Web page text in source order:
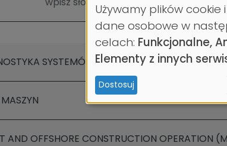
SYSTEMÓW TECHNICZNYCH
AND OFFSHORE CONSTRUCTION OPERATION
danych
osobowych
i
ciasteczek
Używamy plików
dane osobowe w
celach: Funkcjonalne,
Elementy z innych
Dostosuj